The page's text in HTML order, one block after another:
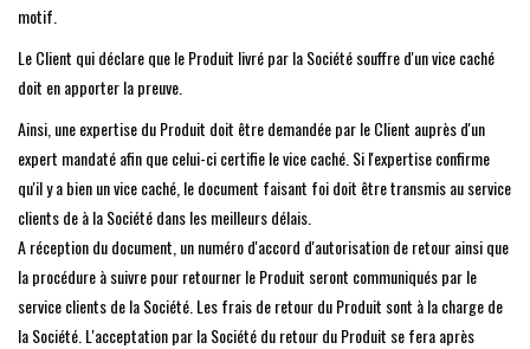
motif.
Le Client qui déclare que le Produit livré par la Société souffre d'un vice caché
doit en apporter la preuve.
Ainsi, une expertise du Produit doit être demandée par le Client auprès d'un
expert mandaté afin que celui-ci certifie le vice caché. Si l'expertise confirme
qu'il y a bien un vice caché, le document faisant foi doit être transmis au service
clients de à la Société dans les meilleurs délais.
A réception du document, un numéro d'accord d'autorisation de retour ainsi que
la procédure à suivre pour retourner le Produit seront communiqués par le
service clients de la Société. Les frais de retour du Produit sont à la charge de
la Société. L'acceptation par la Société du retour du Produit se fera après